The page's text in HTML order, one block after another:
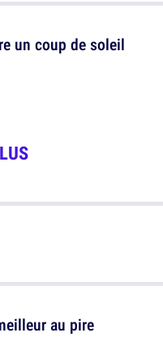
un coup de soleil
au pire